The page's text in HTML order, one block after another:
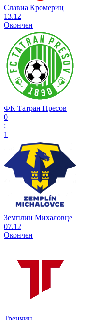
Славиа Кромериц
13.12
Окончен
ФК Татран Пресов
0
:
1
Земплин Михаловце
07.12
Окончен
Тренчин